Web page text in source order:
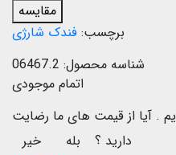
مقایسه
برچسب: فندک شارژی
شناسه محصول: 06467.2
اتمام موجودی
. آیا از قیمت های ما رضایت
دارید ؟
بله
خیر